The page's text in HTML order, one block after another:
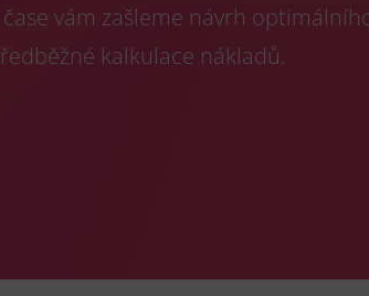
vám zašleme návrh
kalkulace nákladů.